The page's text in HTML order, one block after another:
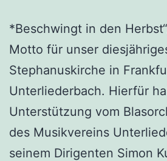
*Beschwingt in den
Motto für unser
Stephanuskirche in
Unterliederbach. Hierfür
Unterstützung vom
des Musikvereins
seinem Dirigenten Simon